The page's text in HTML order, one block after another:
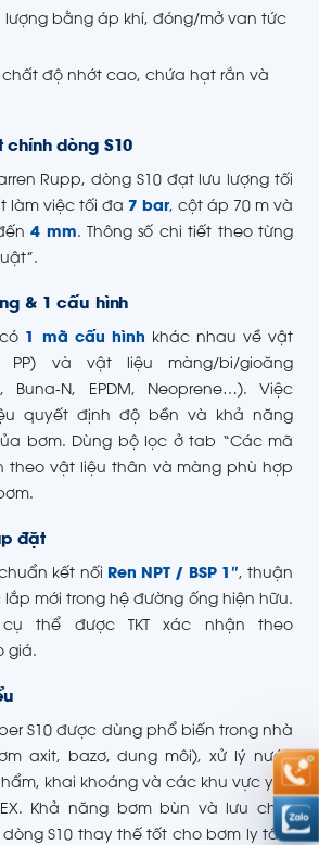
lượng bằng áp khí, đóng/mở van tức
chất độ nhớt cao, chứa hạt rắn và
chính dòng S10
Rupp, dòng S10 đạt lưu lượng tối
làm việc tối đa 7 bar, cột áp 70 m và
4 mm. Thông số chi tiết theo từng
& 1 cấu hình
1 mã cấu hình khác nhau về vật
PP) và vật liệu màng/bi/gioăng
Buna-N, EPDM, Neoprene…). Việc
quyết định độ bền và khả năng
bơm. Dùng bộ lọc ở tab “Các mã
theo vật liệu thân và màng phù hợp
đặt
kết nối Ren NPT / BSP 1″, thuận
mới trong hệ đường ống hiện hữu.
thể được TKT xác nhận theo
giá.
S10 được dùng phổ biến trong nhà
axit, bazơ, dung môi), xử lý nước
khai khoáng và các khu vực yêu
Khả năng bơm bùn và lưu chất
S10 thay thế tốt cho bơm ly tâm